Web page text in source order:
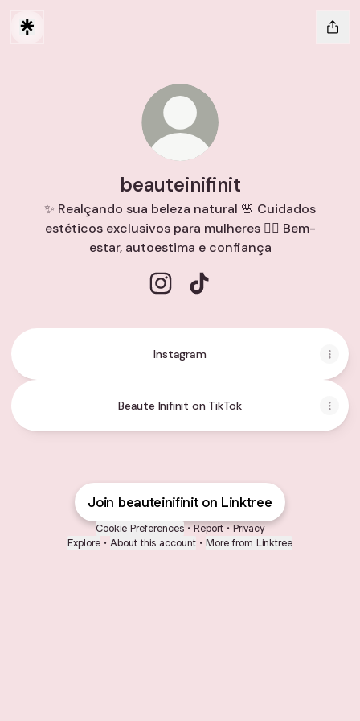
beauteinifinit
✨ Realçando sua beleza natural 🌸 Cuidados
estéticos exclusivos para mulheres 💆‍♀️ Bem-
estar, autoestima e confiança
Instagram
Beaute Inifinit on TikTok
Join beauteinifinit on Linktree
Cookie Preferences • Report • Privacy
Explore • About this account • More from Linktree